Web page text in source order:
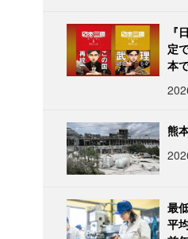
『
定
本
熊
最
平